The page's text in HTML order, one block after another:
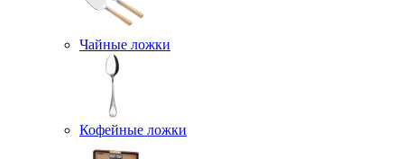
Чайные ложки
Кофейные ложки